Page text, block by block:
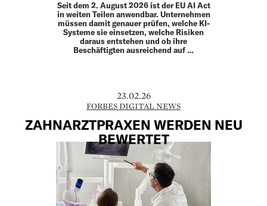
Seit dem 2. August 2026 ist der EU AI Act
in weiten Teilen anwendbar. Unternehmen
müssen damit genauer prüfen, welche KI-
Systeme sie einsetzen, welche Risiken
daraus entstehen und ob ihre
Beschäftigten ausreichend auf …
23.02.26
FORBES DIGITAL NEWS
ZAHNARZTPRAXEN WERDEN NEU
BEWERTET